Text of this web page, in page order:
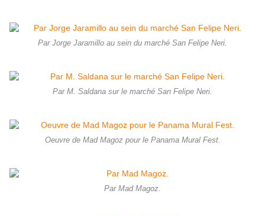
Par Jorge Jaramillo au sein du marché San Felipe Neri.
Par M. Saldana sur le marché San Felipe Neri.
Oeuvre de Mad Magoz pour le Panama Mural Fest.
Par Mad Magoz.